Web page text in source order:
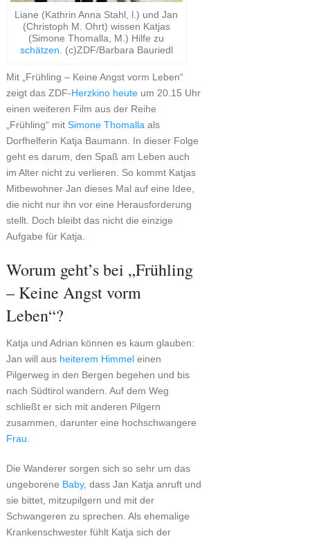
Liane (Kathrin Anna Stahl, l.) und Jan
(Christoph M. Ohrt) wissen Katjas
(Simone Thomalla, M.) Hilfe zu
schätzen. (c)ZDF/Barbara Bauriedl
Mit „Frühling – Keine Angst vorm Leben“
zeigt das ZDF-Herzkino heuteum 20.15 Uhr
einen weiteren Film aus der Reihe
„Frühling“ mit Simone Thomallaals
Dorfhelferin Katja Baumann. In dieser Folge
geht es darum, den Spaß am Leben auch
im Alter nicht zu verlieren. So kommt Katjas
Mitbewohner Jan dieses Mal auf eine Idee,
die nicht nur ihn vor eine Herausforderung
stellt. Doch bleibt das nicht die einzige
Aufgabe für Katja.
Worum geht’s bei „Frühling
– Keine Angst vorm
Leben“?
Katja und Adrian können es kaum glauben:
Jan will aus heiterem Himmeleinen
Pilgerweg in den Bergen begehen und bis
nach Südtirol wandern. Auf dem Weg
schließt er sich mit anderen Pilgern
zusammen, darunter eine hochschwangere
Frau.
Die Wanderer sorgen sich so sehr um das
ungeborene Baby, dass Jan Katja anruft und
sie bittet, mitzupilgern und mit der
Schwangeren zu sprechen. Als ehemalige
Krankenschwester fühlt Katja sich der